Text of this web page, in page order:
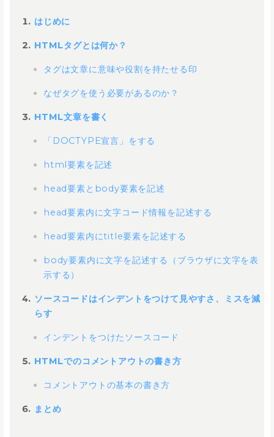
はじめに
HTMLタグとは何か？
タグは文章に意味や役割を持たせる印
なぜタグを使う必要があるのか？
HTML文章を書く
「DOCTYPE宣言」をする
html要素を記述
head要素とbody要素を記述
head要素内に文字コード情報を記述する
head要素内にtitle要素を記述する
body要素内に文字を記述する（ブラウザに文字を表
示する）
ソースコードはインデントをつけて見やすさ、ミスを減
らす
インデントをつけたソースコード
HTMLでのコメントアウトの書き方
コメントアウトの基本の書き方
まとめ